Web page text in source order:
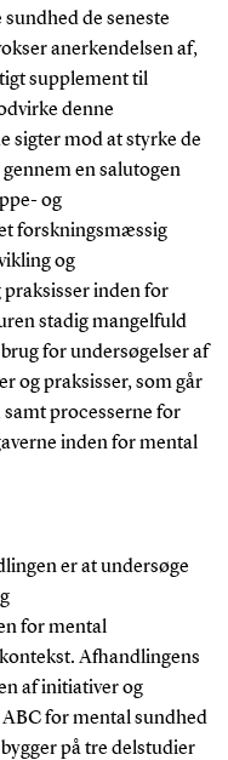
de seneste
anerkendelsen af,
supplement til
denne
sigter mod at styrke de
en salutogen
og
forskningsmæssig
og
inden for
stadig mangelfuld
for undersøgelser af
og praksisser, som går
processerne for
inden for mental
er at undersøge
for mental
Afhandlingens
af initiativer og
for mental sundhed
på tre delstudier